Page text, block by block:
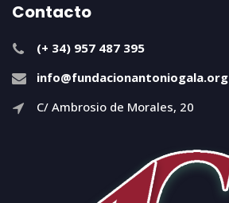
Contacto
(+ 34) 957 487 395
info@fundacionantoniogala.org
C/ Ambrosio de Morales, 20